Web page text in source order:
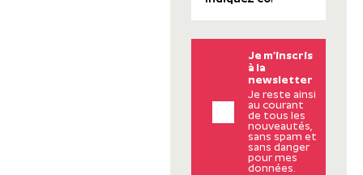
Je m’inscris
à la
newsletter
Je reste ainsi
au courant
de tous les
nouveautés,
sans spam et
sans danger
pour mes
données.